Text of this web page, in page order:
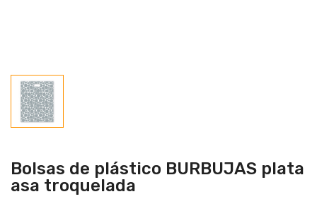
Bolsas de plástico BURBUJAS plata
asa troquelada